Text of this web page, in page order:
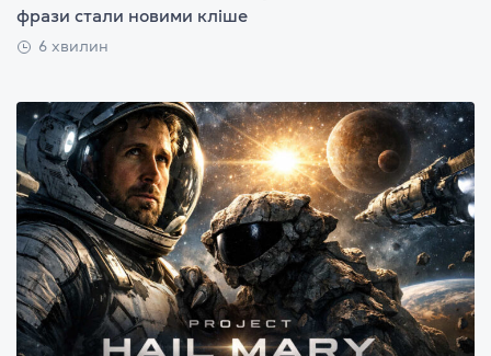
фрази стали новими кліше
6 хвилин